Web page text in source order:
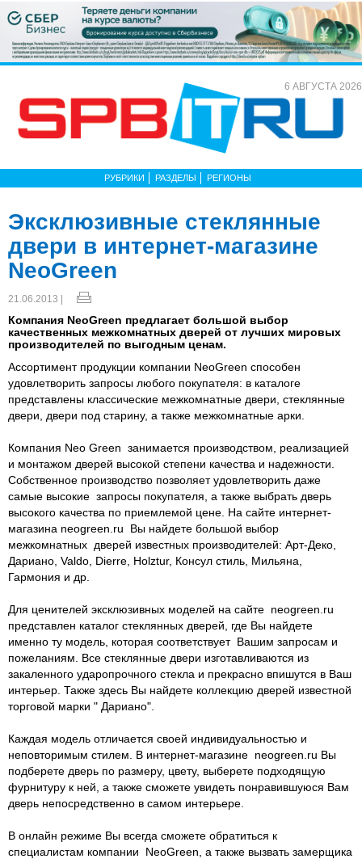
6 АВГУСТА 2026
РУБРИКИ РАЗДЕЛЫ РЕГИОНЫ
Эксклюзивные стеклянные
двери в интернет-магазине
NeoGreen
21.06.2013 |
Компания NeoGreen предлагает большой выбор
качественных межкомнатных дверей от лучших мировых
производителей по выгодным ценам.
Ассортимент продукции компании NeoGreen способен
удовлетворить запросы любого покупателя: в каталоге
представлены классические межкомнатные двери, стеклянные
двери, двери под старину, а также межкомнатные арки.
Компания Neo Green занимается производством, реализацией
и монтажом дверей высокой степени качества и надежности.
Собственное производство позволяет удовлетворить даже
самые высокие запросы покупателя, а также выбрать дверь
высокого качества по приемлемой цене. На сайте интернет-
магазина neogreen.ru Вы найдете большой выбор
межкомнатных дверей известных производителей: Арт-Деко,
Дариано, Valdo, Dierre, Holztur, Консул стиль, Мильяна,
Гармония и др.
Для ценителей эксклюзивных моделей на сайте neogreen.ru
представлен каталог стеклянных дверей, где Вы найдете
именно ту модель, которая соответствует Вашим запросам и
пожеланиям. Все стеклянные двери изготавливаются из
закаленного ударопрочного стекла и прекрасно впишутся в Ваш
интерьер. Также здесь Вы найдете коллекцию дверей известной
торговой марки " Дариано".
Каждая модель отличается своей индивидуальностью и
неповторимым стилем. В интернет-магазине neogreen.ru Вы
подберете дверь по размеру, цвету, выберете подходящую
фурнитуру к ней, а также сможете увидеть понравившуюся Вам
дверь непосредственно в самом интерьере.
В онлайн режиме Вы всегда сможете обратиться к
специалистам компании NeoGreen, а также вызвать замерщика